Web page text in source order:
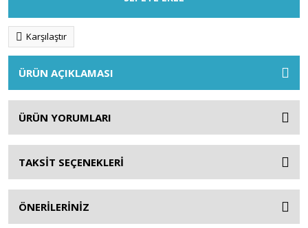
Karşılaştır
ÜRÜN AÇIKLAMASI
ÜRÜN YORUMLARI
TAKSİT SEÇENEKLERİ
ÖNERİLERİNİZ